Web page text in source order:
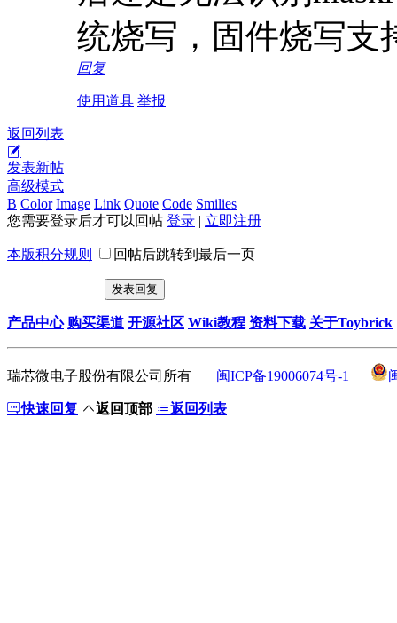
统烧写，固件烧写支
回复
使用道具 举报
返回列表
发表新帖
高级模式
B Color Image Link Quote Code Smilies
您需要登录后才可以回帖 登录 | 立即注册
本版积分规则 回帖后跳转到最后一页
发表回复
产品中心 购买渠道 开源社区 Wiki教程 资料下载 关于Toybrick
瑞芯微电子股份有限公司所有 闽ICP备19006074号-1
快速回复 返回顶部 返回列表